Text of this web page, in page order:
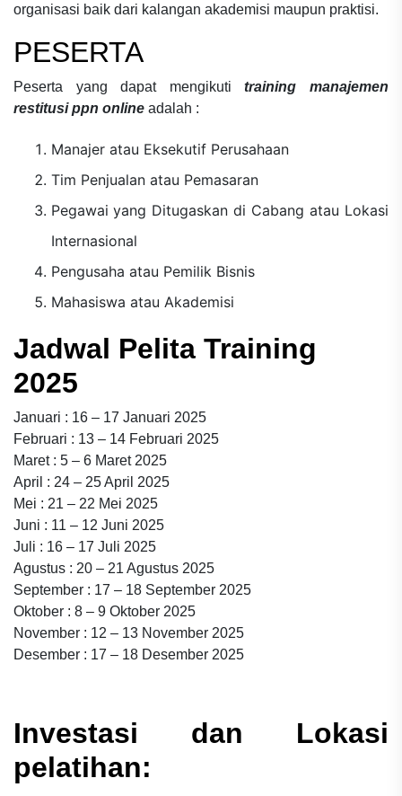
organisasi baik dari kalangan akademisi maupun praktisi.
PESERTA
Peserta yang dapat mengikuti
training manajemen
restitusi ppn online adalah :
Manajer atau Eksekutif Perusahaan
Tim Penjualan atau Pemasaran
Pegawai yang Ditugaskan di Cabang atau Lokasi
Internasional
Pengusaha atau Pemilik Bisnis
Mahasiswa atau Akademisi
Jadwal Pelita Training
2025
Januari : 16 – 17 Januari 2025
Februari : 13 – 14 Februari 2025
Maret : 5 – 6 Maret 2025
April : 24 – 25 April 2025
Mei : 21 – 22 Mei 2025
Juni : 11 – 12 Juni 2025
Juli : 16 – 17 Juli 2025
Agustus : 20 – 21 Agustus 2025
September : 17 – 18 September 2025
Oktober : 8 – 9 Oktober 2025
November : 12 – 13 November 2025
Desember : 17 – 18 Desember 2025
Investasi dan Lokasi
pelatihan: